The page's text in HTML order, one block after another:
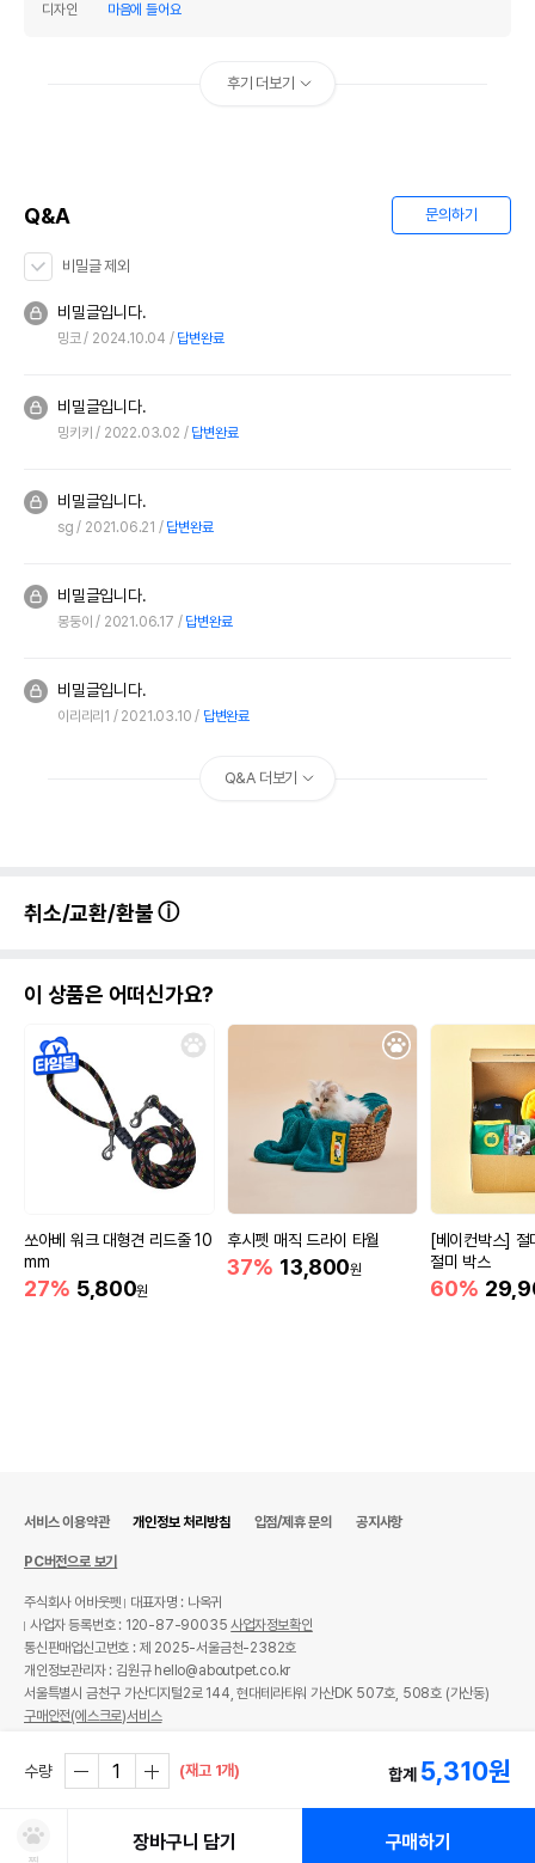
디자인
마음에 들어요
후기 더보기
Q&A 문의하기
비밀글 제외
비밀글입니다.
밍코 2024.10.04 답변완료
비밀글입니다.
밍키키 2022.03.02 답변완료
비밀글입니다.
sg 2021.06.21 답변완료
비밀글입니다.
몽둥이 2021.06.17 답변완료
비밀글입니다.
이리리리1 2021.03.10 답변완료
Q&A 더보기
취소/교환/환불
이 상품은 어떠신가요?
쏘아베 워크 대형견 리드줄 10
mm
27% 5,800원
후시펫 매직 드라이 타월
37% 13,800원
[베이컨박스] 절
절미 박스
60%
수량 (재고 1개) 합계 5,310원
장바구니 담기 구매하기
서비스 이용약관 개인정보 처리방침 입점/제휴 문의 공지사항
PC버전으로 보기
주식회사 어바웃펫
대표자명 : 나옥귀
사업자 등록번호 : 120-87-90035사업자정보확인
통신판매업신고번호 : 제 2025-서울금천-2382호
개인정보관리자 : 김원규 hello@aboutpet.co.kr
서울특별시 금천구 가산디지털2로 144, 현대테라타워 가산DK 507호, 508호 (가산동)
구매안전(에스크로)서비스